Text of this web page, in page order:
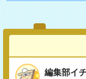
編集部イ